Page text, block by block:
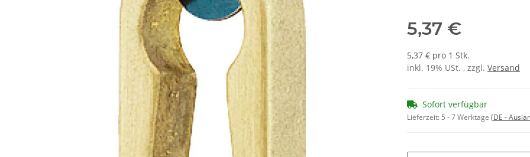
5,37 €
5,37 € pro 1 Stk.
inkl. 19% USt. , zzgl. Versand
Sofort verfügbar
Lieferzeit: 5 - 7 Werktage (DE -